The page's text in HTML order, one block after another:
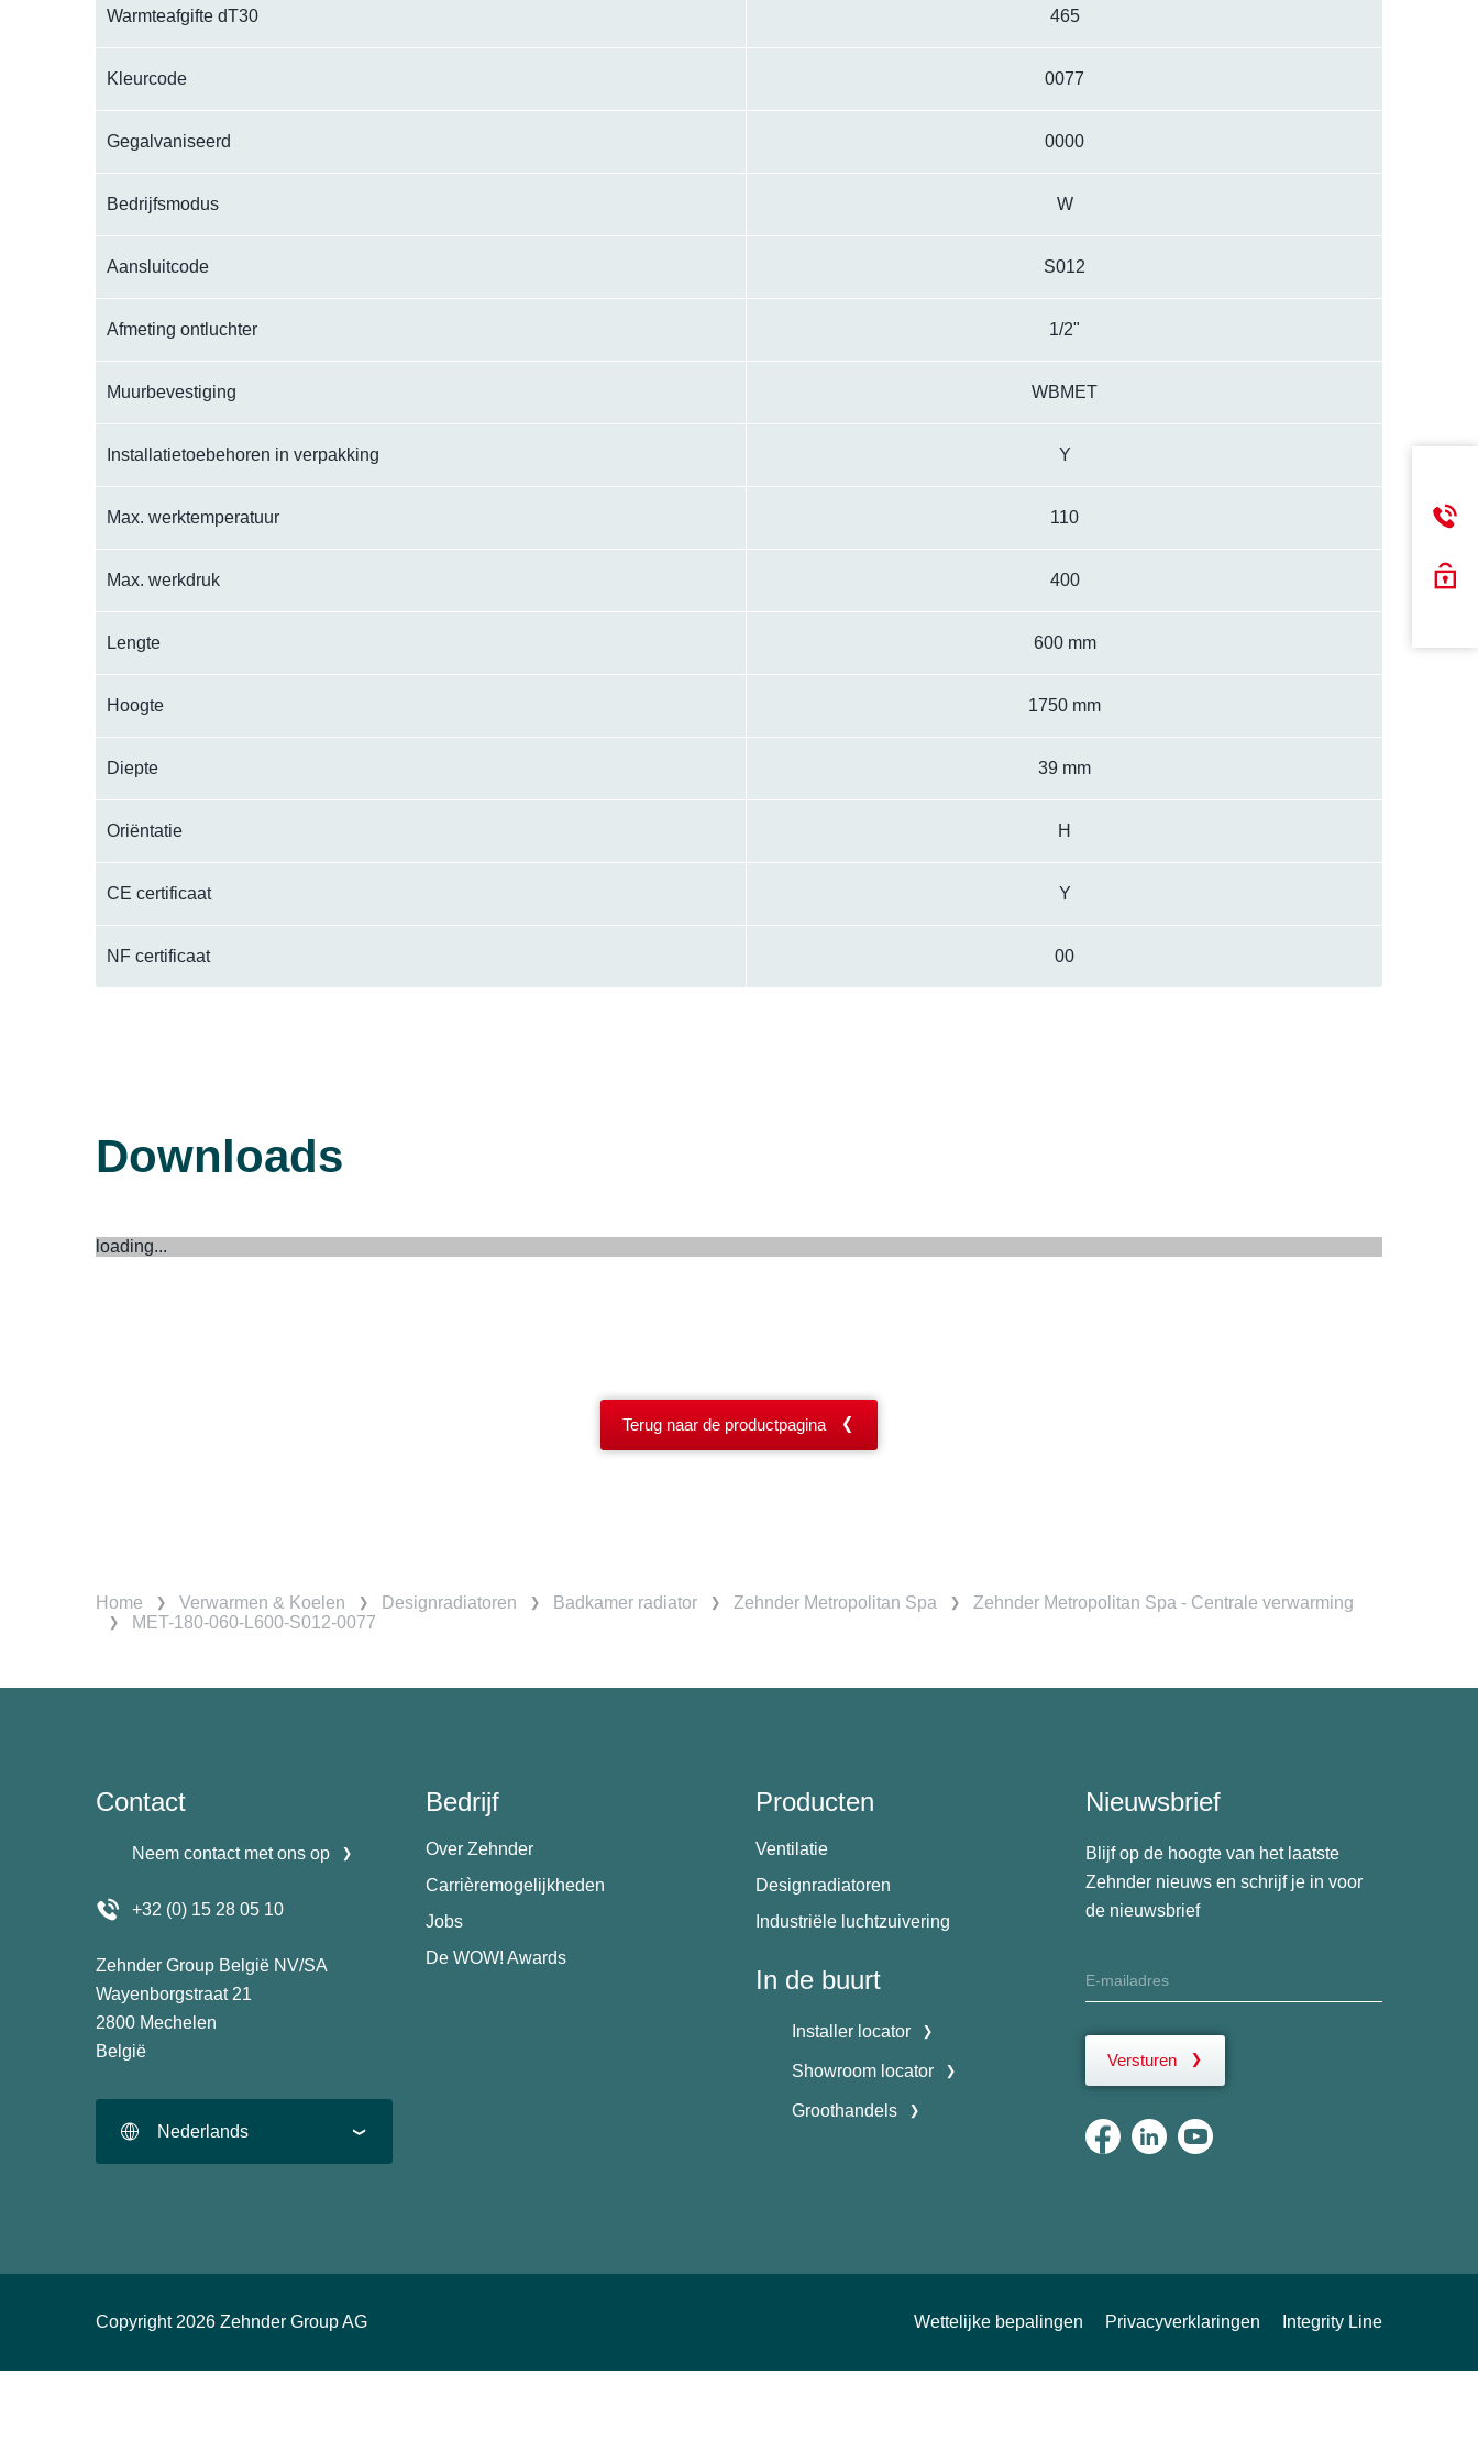
Warmteafgifte dT30 465
Kleurcode 0077
Gegalvaniseerd 0000
Bedrijfsmodus W
Aansluitcode S012
Afmeting ontluchter 1/2"
Muurbevestiging WBMET
Installatietoebehoren in verpakking Y
Max. werktemperatuur 110
Max. werkdruk 400
Lengte 600 mm
Hoogte 1750 mm
Diepte 39 mm
Oriëntatie H
CE certificaat Y
NF certificaat 00
Downloads
loading...
Terug naar de productpagina
Home Verwarmen & Koelen Designradiatoren Badkamer radiator Zehnder Metropolitan Spa
Zehnder Metropolitan Spa - Centrale verwarming
MET-180-060-L600-S012-0077
Contact
Neem contact met ons op
+32 (0) 15 28 05 10
Zehnder Group België NV/SA
Wayenborgstraat 21
2800 Mechelen
België
Nederlands
Bedrijf
Over Zehnder
Carrièremogelijkheden
Jobs
De WOW! Awards
Producten
Ventilatie
Designradiatoren
Industriële luchtzuivering
In de buurt
Installer locator
Showroom locator
Groothandels
Nieuwsbrief
Blijf op de hoogte van het laatste
Zehnder nieuws en schrijf je in voor
de nieuwsbrief
Versturen
Copyright 2026 Zehnder Group AG Wettelijke bepalingen Privacyverklaringen Integrity Line